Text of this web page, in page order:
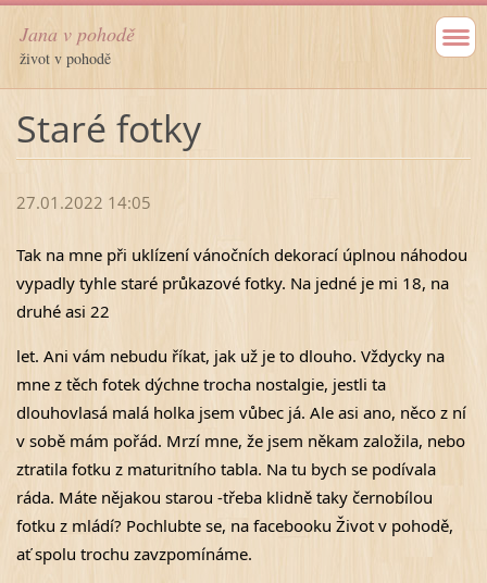
Jana v pohodě
život v pohodě
Staré fotky
27.01.2022 14:05
Tak na mne při uklízení vánočních dekorací úplnou náhodou
vypadly tyhle staré průkazové fotky. Na jedné je mi 18, na
druhé asi 22
let. Ani vám nebudu říkat, jak už je to dlouho. Vždycky na
mne z těch fotek dýchne trocha nostalgie, jestli ta
dlouhovlasá malá holka jsem vůbec já. Ale asi ano, něco z ní
v sobě mám pořád. Mrzí mne, že jsem někam založila, nebo
ztratila fotku z maturitního tabla. Na tu bych se podívala
ráda. Máte nějakou starou -třeba klidně taky černobílou
fotku z mládí? Pochlubte se, na facebooku Život v pohodě,
ať spolu trochu zavzpomínáme.